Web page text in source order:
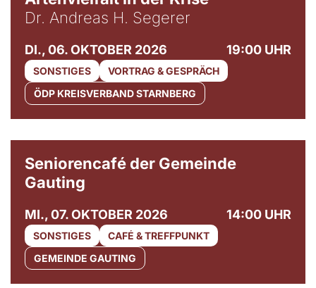
Dr. Andreas H. Segerer
DI., 06. OKTOBER 2026 19:00 UHR
SONSTIGES
VORTRAG & GESPRÄCH
ÖDP KREISVERBAND STARNBERG
Seniorencafé der Gemeinde
Gauting
MI., 07. OKTOBER 2026 14:00 UHR
SONSTIGES
CAFÉ & TREFFPUNKT
GEMEINDE GAUTING